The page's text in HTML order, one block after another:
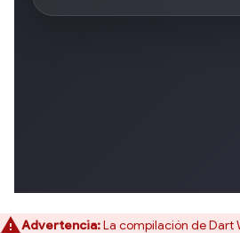
Advertencia:La compilación de Dart